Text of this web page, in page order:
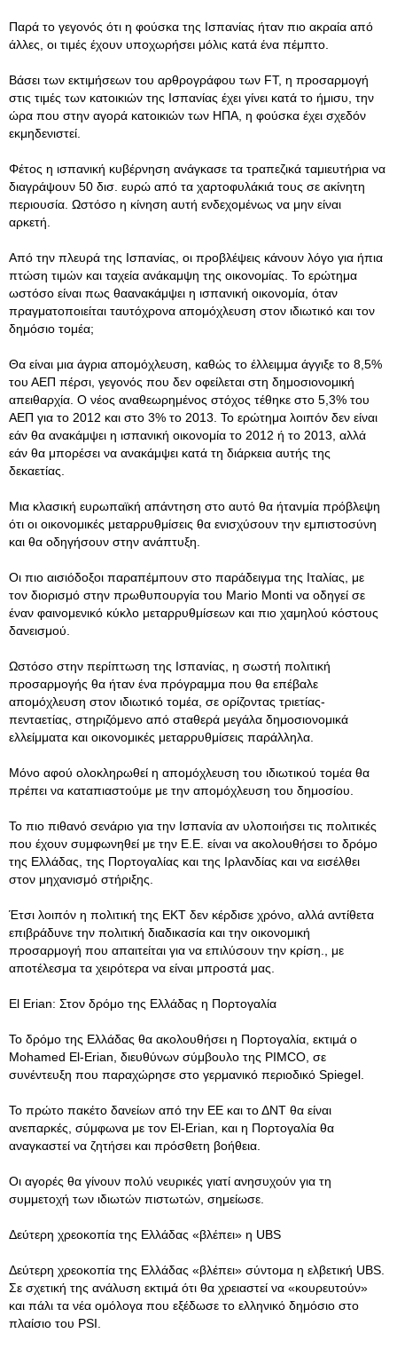
Παρά το γεγονός ότι η φούσκα της Ισπανίας ήταν πιο ακραία από
άλλες, οι τιμές έχουν υποχωρήσει μόλις κατά ένα πέμπτο.
Βάσει των εκτιμήσεων του αρθρογράφου των FT, η προσαρμογή
στις τιμές των κατοικιών της Ισπανίας έχει γίνει κατά το ήμισυ, την
ώρα που στην αγορά κατοικιών των ΗΠΑ, η φούσκα έχει σχεδόν
εκμηδενιστεί.
Φέτος η ισπανική κυβέρνηση ανάγκασε τα τραπεζικά ταμιευτήρια να
διαγράψουν 50 δισ. ευρώ από τα χαρτοφυλάκιά τους σε ακίνητη
περιουσία. Ωστόσο η κίνηση αυτή ενδεχομένως να μην είναι
αρκετή.
Από την πλευρά της Ισπανίας, οι προβλέψεις κάνουν λόγο για ήπια
πτώση τιμών και ταχεία ανάκαμψη της οικονομίας. Το ερώτημα
ωστόσο είναι πως θαανακάμψει η ισπανική οικονομία, όταν
πραγματοποιείται ταυτόχρονα απομόχλευση στον ιδιωτικό και τον
δημόσιο τομέα;
Θα είναι μια άγρια απομόχλευση, καθώς το έλλειμμα άγγιξε το 8,5%
του ΑΕΠ πέρσι, γεγονός που δεν οφείλεται στη δημοσιονομική
απειθαρχία. Ο νέος αναθεωρημένος στόχος τέθηκε στο 5,3% του
ΑΕΠ για το 2012 και στο 3% το 2013. Το ερώτημα λοιπόν δεν είναι
εάν θα ανακάμψει η ισπανική οικονομία το 2012 ή το 2013, αλλά
εάν θα μπορέσει να ανακάμψει κατά τη διάρκεια αυτής της
δεκαετίας.
Μια κλασική ευρωπαϊκή απάντηση στο αυτό θα ήτανμία πρόβλεψη
ότι οι οικονομικές μεταρρυθμίσεις θα ενισχύσουν την εμπιστοσύνη
και θα οδηγήσουν στην ανάπτυξη.
Οι πιο αισιόδοξοι παραπέμπουν στο παράδειγμα της Ιταλίας, με
τον διορισμό στην πρωθυπουργία του Mario Mοnti να οδηγεί σε
έναν φαινομενικό κύκλο μεταρρυθμίσεων και πιο χαμηλού κόστους
δανεισμού.
Ωστόσο στην περίπτωση της Ισπανίας, η σωστή πολιτική
προσαρμογής θα ήταν ένα πρόγραμμα που θα επέβαλε
απομόχλευση στον ιδιωτικό τομέα, σε ορίζοντας τριετίας-
πενταετίας, στηριζόμενο από σταθερά μεγάλα δημοσιονομικά
ελλείμματα και οικονομικές μεταρρυθμίσεις παράλληλα.
Μόνο αφού ολοκληρωθεί η απομόχλευση του ιδιωτικού τομέα θα
πρέπει να καταπιαστούμε με την απομόχλευση του δημοσίου.
Το πιο πιθανό σενάριο για την Ισπανία αν υλοποιήσει τις πολιτικές
που έχουν συμφωνηθεί με την Ε.Ε. είναι να ακολουθήσει το δρόμο
της Ελλάδας, της Πορτογαλίας και της Ιρλανδίας και να εισέλθει
στον μηχανισμό στήριξης.
Έτσι λοιπόν η πολιτική της ΕΚΤ δεν κέρδισε χρόνο, αλλά αντίθετα
επιβράδυνε την πολιτική διαδικασία και την οικονομική
προσαρμογή που απαιτείται για να επιλύσουν την κρίση., με
αποτέλεσμα τα χειρότερα να είναι μπροστά μας.
El Εrian: Στον δρόμο της Ελλάδας η Πορτογαλία
Το δρόμο της Ελλάδας θα ακολουθήσει η Πορτογαλία, εκτιμά ο
Mohamed El-Erian, διευθύνων σύμβουλο της PIMCO, σε
συνέντευξη που παραχώρησε στο γερμανικό περιοδικό Spiegel.
Το πρώτο πακέτο δανείων από την ΕΕ και το ΔΝΤ θα είναι
ανεπαρκές, σύμφωνα με τον El-Erian, και η Πορτογαλία θα
αναγκαστεί να ζητήσει και πρόσθετη βοήθεια.
Οι αγορές θα γίνουν πολύ νευρικές γιατί ανησυχούν για τη
συμμετοχή των ιδιωτών πιστωτών, σημείωσε.
Δεύτερη χρεοκοπία της Ελλάδας «βλέπει» η UBS
Δεύτερη χρεοκοπία της Ελλάδας «βλέπει» σύντομα η ελβετική UBS.
Σε σχετική της ανάλυση εκτιμά ότι θα χρειαστεί να «κουρευτούν»
και πάλι τα νέα ομόλογα που εξέδωσε το ελληνικό δημόσιο στο
πλαίσιο του PSI.